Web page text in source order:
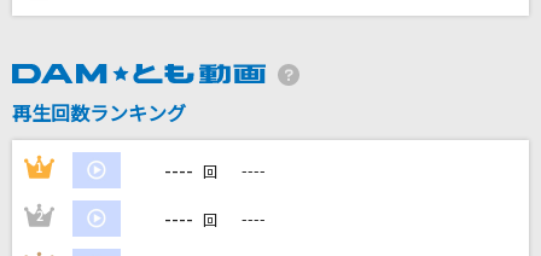
DAMに会員登録・ログインして
カラオケをもっと楽しもう！
再生回数ランキング
1 ---- 回 ----
2 ---- 回 ----